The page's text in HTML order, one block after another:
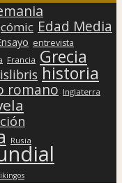
cómic Edad Media
entrevista
Francia Grecia
historia
romano Inglaterra
Rusia